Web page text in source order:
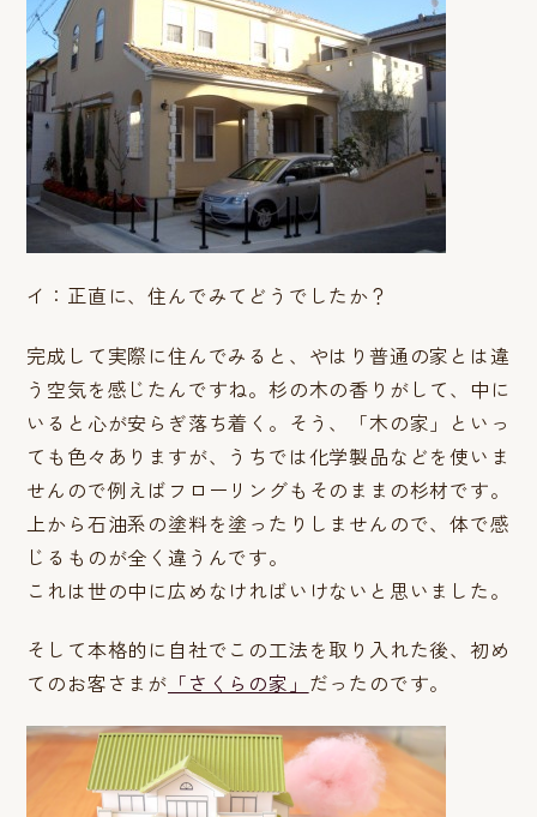
イ：正直に、住んでみてどうでしたか？
完成して実際に住んでみると、やはり普通の家とは違
う空気を感じたんですね。杉の木の香りがして、中に
いると心が安らぎ落ち着く。そう、「木の家」といっ
ても色々ありますが、うちでは化学製品などを使いま
せんので例えばフローリングもそのままの杉材です。
上から石油系の塗料を塗ったりしませんので、体で感
じるものが全く違うんです。
これは世の中に広めなければいけないと思いました。
そして本格的に自社でこの工法を取り入れた後、初め
てのお客さまが 「さくらの家」 だったのです。